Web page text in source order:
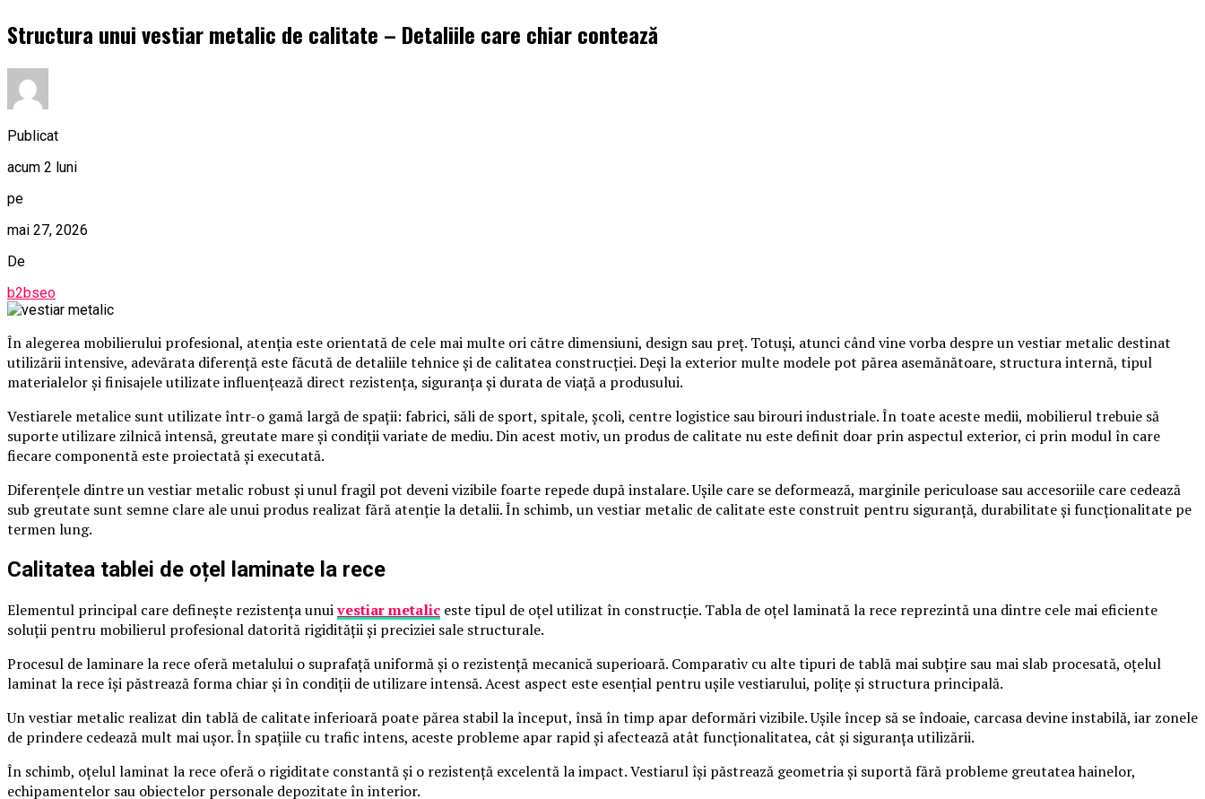
Structura unui vestiar metalic de calitate – Detaliile care chiar contează
Publicat
acum 2 luni
pe
mai 27, 2026
De
b2bseo
În alegerea mobilierului profesional, atenția este orientată de cele mai multe ori către dimensiuni, design sau preț. Totuși, atunci când vine vorba despre un vestiar metalic destinat
utilizării intensive, adevărata diferență este făcută de detaliile tehnice și de calitatea construcției. Deși la exterior multe modele pot părea asemănătoare, structura internă, tipul
materialelor și finisajele utilizate influențează direct rezistența, siguranța și durata de viață a produsului.
Vestiarele metalice sunt utilizate într-o gamă largă de spații: fabrici, săli de sport, spitale, școli, centre logistice sau birouri industriale. În toate aceste medii, mobilierul trebuie să
suporte utilizare zilnică intensă, greutate mare și condiții variate de mediu. Din acest motiv, un produs de calitate nu este definit doar prin aspectul exterior, ci prin modul în care
fiecare componentă este proiectată și executată.
Diferențele dintre un vestiar metalic robust și unul fragil pot deveni vizibile foarte repede după instalare. Ușile care se deformează, marginile periculoase sau accesoriile care cedează
sub greutate sunt semne clare ale unui produs realizat fără atenție la detalii. În schimb, un vestiar metalic de calitate este construit pentru siguranță, durabilitate și funcționalitate pe
termen lung.
Calitatea tablei de oțel laminate la rece
Elementul principal care definește rezistența unuivestiar metalic este tipul de oțel utilizat în construcție. Tabla de oțel laminată la rece reprezintă una dintre cele mai eficiente
soluții pentru mobilierul profesional datorită rigidității și preciziei sale structurale.
Procesul de laminare la rece oferă metalului o suprafață uniformă și o rezistență mecanică superioară. Comparativ cu alte tipuri de tablă mai subțire sau mai slab procesată, oțelul
laminat la rece își păstrează forma chiar și în condiții de utilizare intensă. Acest aspect este esențial pentru ușile vestiarului, polițe și structura principală.
Un vestiar metalic realizat din tablă de calitate inferioară poate părea stabil la început, însă în timp apar deformări vizibile. Ușile încep să se îndoaie, carcasa devine instabilă, iar zonele
de prindere cedează mult mai ușor. În spațiile cu trafic intens, aceste probleme apar rapid și afectează atât funcționalitatea, cât și siguranța utilizării.
În schimb, oțelul laminat la rece oferă o rigiditate constantă și o rezistență excelentă la impact. Vestiarul își păstrează geometria și suportă fără probleme greutatea hainelor,
echipamentelor sau obiectelor personale depozitate în interior.